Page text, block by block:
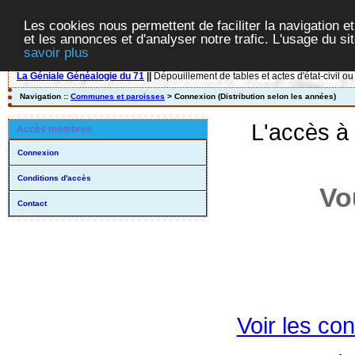
Les cookies nous permettent de faciliter la navigation
et les annonces et d'analyser notre trafic. L'usage du
savoir plus
La Géniale Généalogie du 71 Dépouillement de tables et actes d'état-civil
Navigation :: Communes et paroisses > Connexion (Distribution selon les années)
Accès membres
Connexion
Conditions d'accès
Contact
L'accès
Voir les